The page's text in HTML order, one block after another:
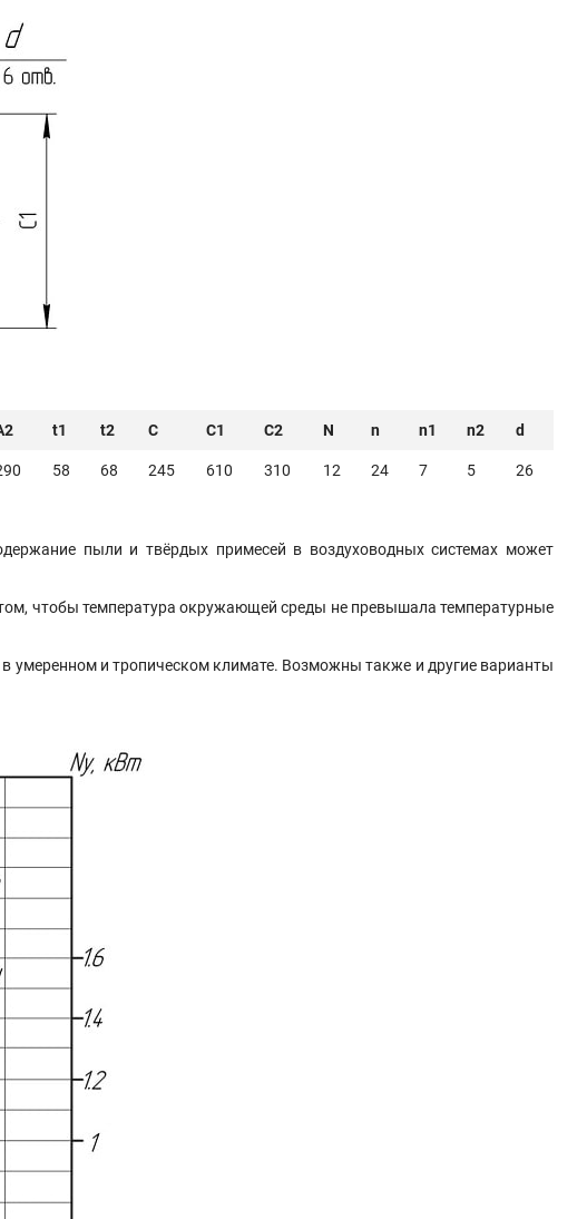
t1 t2 C C1 C2 N n n1 n2 d
58 68 245 610 310 12 24 7 5 26
пыли и твёрдых примесей в воздуховодных системах может
чтобы температура окружающей среды не превышала температурные
в умеренном и тропическом климате. Возможны также и другие варианты